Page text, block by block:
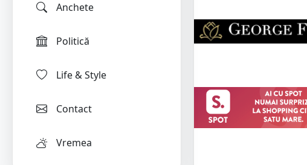
Anchete
Politică
Life & Style
Contact
Vremea